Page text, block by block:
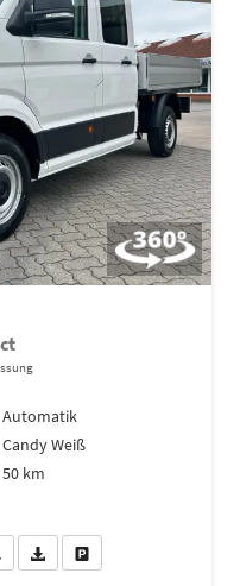
Automatik
Candy Weiß
50 km
Wir rufen Sie anFahrzeugexposé (PDF)